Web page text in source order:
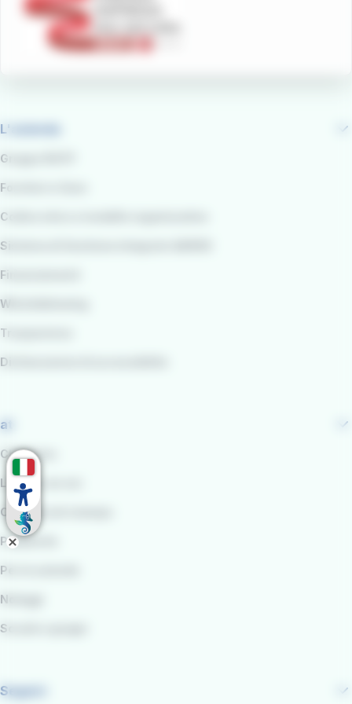
L'azienda
Gruppo RATP
Fornitori e Gare
Codice etico e modello organizzativo
Sistema di Gestione integrato QARSS
Finanziamenti
Whistleblowing
Trasparenza
Dichiarazione di accessibilità
at
Chi siamo
Lavora con noi
Comunicati stampa
Pubblicità
Per le aziende
Noleggi
Scuole e gruppi
Seguici